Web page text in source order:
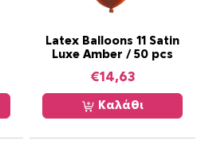
Latex Balloons 11 Satin
Luxe Amber / 50 pcs
€14,63
Καλάθι